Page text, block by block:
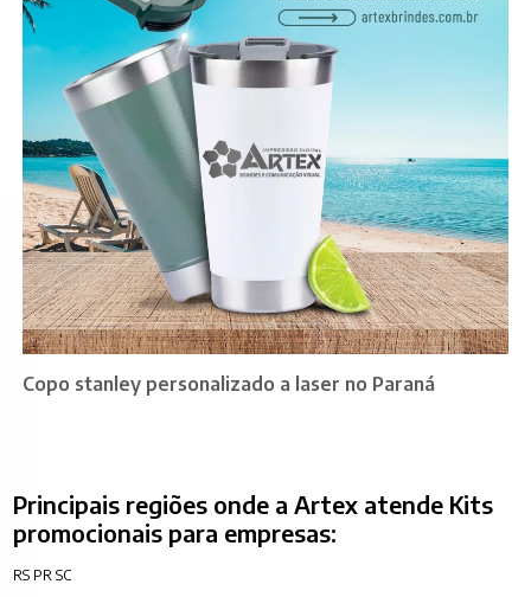
Copo stanley personalizado a laser no Paraná
Principais regiões onde a Artex atende Kits
promocionais para empresas:
RS PR SC